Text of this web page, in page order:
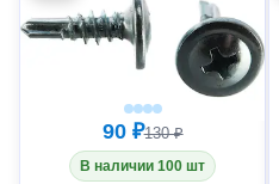
90 ₽130 ₽
В наличии 100 шт